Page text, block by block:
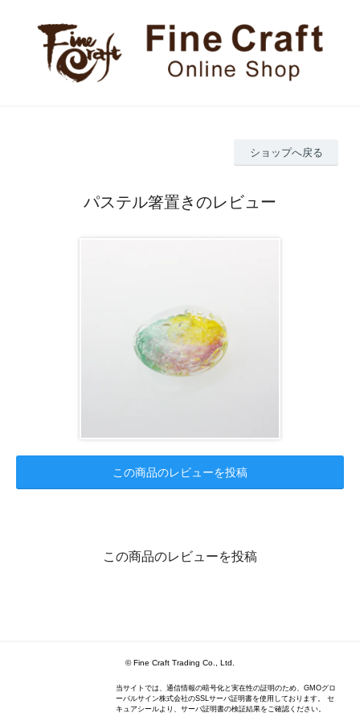
ショップへ戻る
パステル箸置きのレビュー
この商品のレビューを投稿
この商品のレビューを投稿
© Fine Craft Trading Co., Ltd.
当サイトでは、通信情報の暗号化と実在性の証明のため、GMOグロ
ーバルサイン株式会社のSSLサーバ証明書を使用しております。 セ
キュアシールより、サーバ証明書の検証結果をご確認ください。